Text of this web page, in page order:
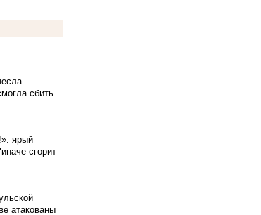
сбить
ярый
сгорит
атакованы